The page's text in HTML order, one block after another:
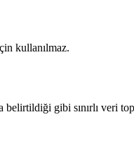
kullanılmaz.
belirtildiği gibi sınırlı veri